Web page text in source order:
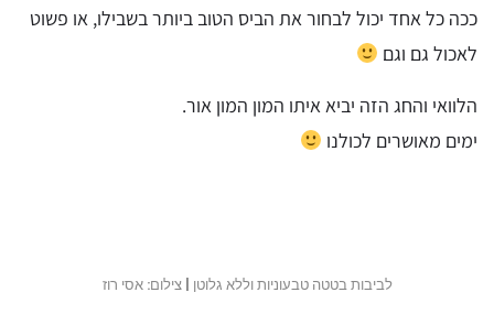
ככה כל אחד יכול לבחור את הביס הטוב ביותר בשבילו, או פשוט
לאכול גם וגם
הלוואי והחג הזה יביא איתו המון המון אור.
ימים מאושרים לכולנו
לביבות בטטה טבעוניות וללא גלוטן | צילום: אסי רוז